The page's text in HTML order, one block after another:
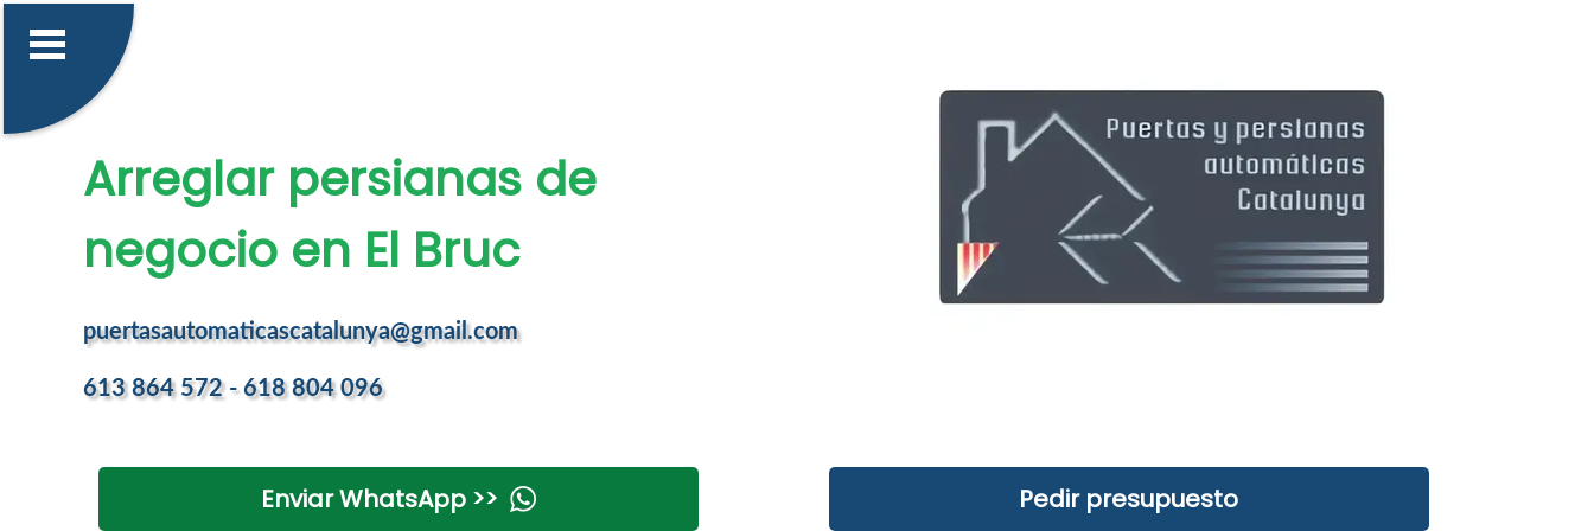
Arreglar persianas de
negocio en El Bruc
puertasautomaticascatalunya@gmail.com
613 864 572 - 618 804 096
Enviar WhatsApp >> Pedir presupuesto